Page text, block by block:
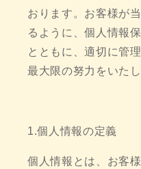
おります。お客様が
るように、個人情報
とともに、適切に管
最大限の努力をいたし
1.個人情報の定義
個人情報とは、お客